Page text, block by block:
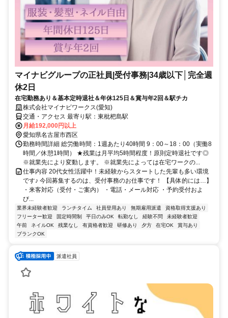
マイナビグループの正社員|受付事務|34歳以下│完全週
休2日
在宅勤務あり＆基本定時退社＆年休125日＆賞与年2回＆駅チカ
株式会社マイナビワークス(愛知)
交通・アクセス 最寄り駅：東枇杷島駅
月給192,000円以上
愛知県名古屋市西区
勤務時間詳細 総労働時間：1週あたり40時間 9：00～18：00（実働8
時間／休憩1時間） ★残業は月平均5時間程度！原則定時退社です◎
※就業先により変動します。 ※就業先によっては在宅ワークの...
仕事内容 20代女性活躍中！未経験からスタートした先輩も多い環境
です♪ 今回募集するのは、受付事務のお仕事です！ 【具体的には…】
・来客対応（受付・ご案内） ・電話・メール対応 ・予約受付およ
び...
業界未経験者歓迎 ランチタイム 社員登用あり 無期雇用派遣
資格取得支援あり
フリーター歓迎
固定時間制 平日のみOK 転勤なし 経験不問
未経験者歓迎
午前
ネイルOK 残業なし 有資格者歓迎 研修あり 夕方 在宅OK
賞与あり
ブランクOK
派遣社員